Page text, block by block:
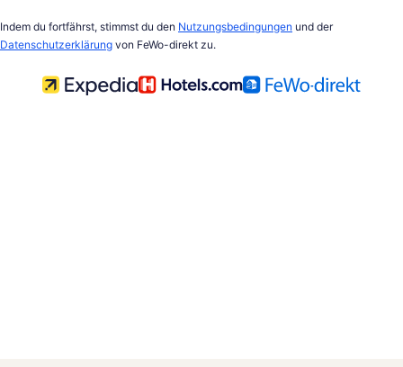
Indem du fortfährst, stimmst du den Nutzungsbedingungen und der
Datenschutzerklärung von FeWo-direkt zu.